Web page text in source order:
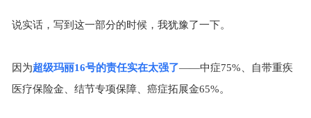
说实话，写到这一部分的时候，我犹豫了一下。
因为超级玛丽16号的责任实在太强了——中症75% 、自带重疾
医疗保险金、结节专项保障、癌症拓展金65%。